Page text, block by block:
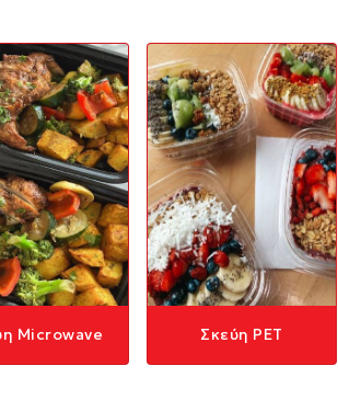
Microwave Σκεύη PET